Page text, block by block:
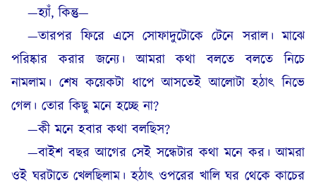
—হ্যাঁ, কিন্তু—
—তারপর ফিরে এসে সোফাদুটোকে টেনে সরাল। মাঝে
পরিষ্কার করার জন্যে। আমরা কথা বলতে বলতে নিচে
নামলাম। শেষ কয়েকটা ধাপে আসতেই আলোটা হঠাৎ নিভে
গেল। তোর কিছু মনে হচ্ছে না?
—কী মনে হবার কথা বলছিস?
—বাইশ বছর আগের সেই সন্ধেটার কথা মনে কর। আমরা
ওই ঘরটাতে খেলছিলাম। হঠাৎ ওপরের খালি ঘর থেকে কাচের